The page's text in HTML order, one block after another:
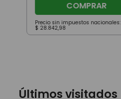
COMPRAR
Precio sin impuestos nacionales:
$ 28.842,98
Últimos visitados